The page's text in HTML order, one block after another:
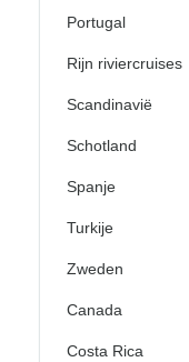
Portugal
Rijn riviercruises
Scandinavië
Schotland
Spanje
Turkije
Zweden
Canada
Costa Rica